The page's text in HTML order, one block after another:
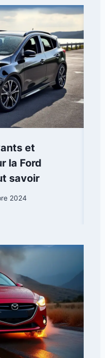
et
la Ford
savoir
2024